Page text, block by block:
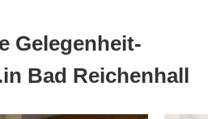
Gelegenheit-
Bad Reichenhall